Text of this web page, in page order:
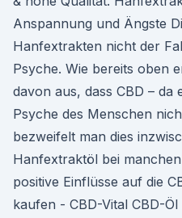
Anspannung und Ängste
Hanfextrakten nicht der
Psyche. Wie bereits oben
davon aus, dass CBD – da
Psyche des Menschen
bezweifelt man dies
Hanfextraktöl bei
positive Einflüsse auf die
kaufen - CBD-Vital CBD-